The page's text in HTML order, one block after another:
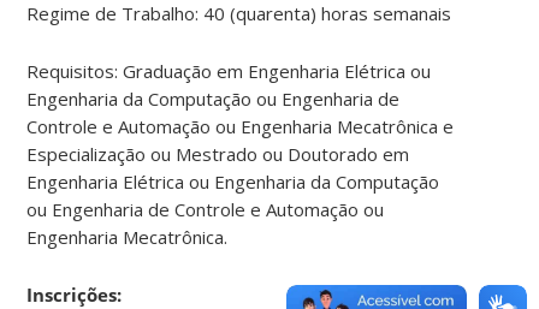
Regime de Trabalho: 40 (quarenta) horas semanais
Requisitos: Graduação em Engenharia Elétrica ou
Engenharia da Computação ou Engenharia de
Controle e Automação ou Engenharia Mecatrônica e
Especialização ou Mestrado ou Doutorado em
Engenharia Elétrica ou Engenharia da Computação
ou Engenharia de Controle e Automação ou
Engenharia Mecatrônica.
Inscrições: